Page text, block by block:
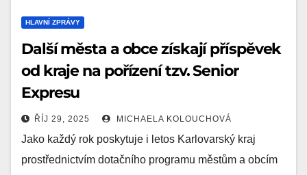
HLAVNÍ ZPRÁVY
Další města a obce získají příspěvek
od kraje na pořízení tzv. Senior
Expresu
ŘÍJ 29, 2025 MICHAELA KOLOUCHOVÁ
Jako každý rok poskytuje i letos Karlovarský kraj
prostřednictvím dotačního programu městům a obcím